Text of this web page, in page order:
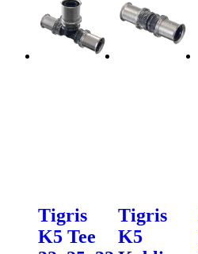
Tigris
K5 Tee
Tigris
K5